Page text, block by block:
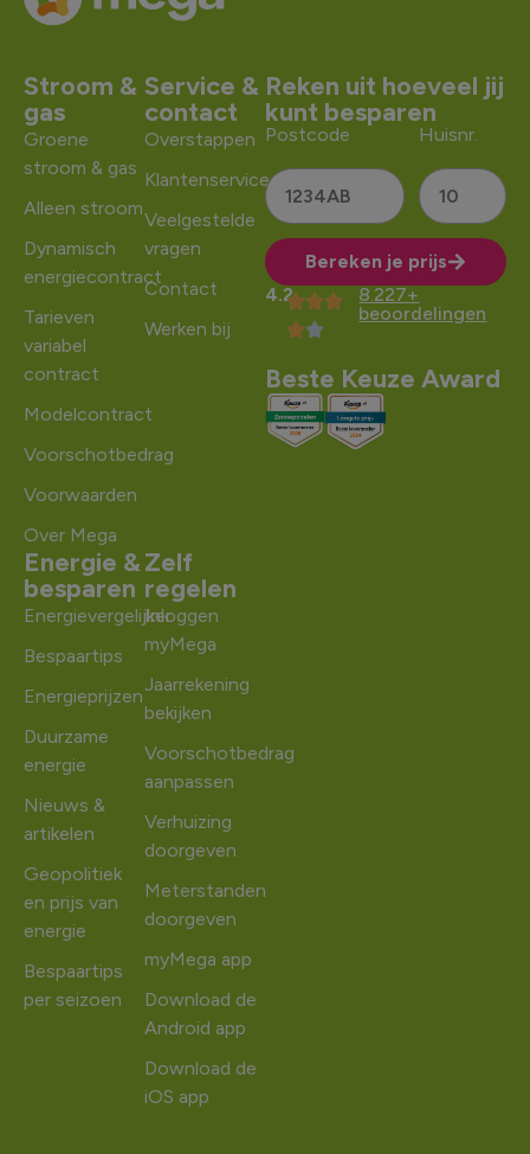
Stroom &
gas
Groene
stroom & gas
Alleen stroom
Dynamisch
energiecontract
Tarieven
variabel
contract
Modelcontract
Voorschotbedrag
Voorwaarden
Over Mega
Service &
contact
Overstappen
Klantenservice
Veelgestelde
vragen
Contact
Werken bij
Energie &
besparen
Energievergelijker
Bespaartips
Energieprijzen
Duurzame
energie
Nieuws &
artikelen
Geopolitiek
en prijs van
energie
Bespaartips
per seizoen
Zelf
regelen
Inloggen
myMega
Jaarrekening
bekijken
Voorschotbedrag
aanpassen
Verhuizing
doorgeven
Meterstanden
doorgeven
myMega app
Download de
Android app
Download de
iOS app
Reken uit hoeveel jij
kunt besparen
Postcode Huisnr.
Bereken je prijs
Alternative:
4.2
8.227+
beoordelingen
Beste Keuze Award